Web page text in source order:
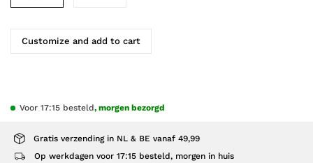
Gratis verzending in NL & BE vanaf 49,99
Op werkdagen voor 17:15 besteld, morgen in huis
Customize and add to cart
Voor 17:15 besteld, morgen bezorgd